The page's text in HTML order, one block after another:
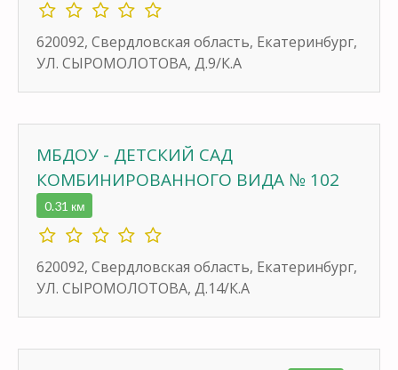
620092, Свердловская область, Екатеринбург,
УЛ. СЫРОМОЛОТОВА, Д.9/К.А
МБДОУ - ДЕТСКИЙ САД
КОМБИНИРОВАННОГО ВИДА № 102
0.31 км
620092, Свердловская область, Екатеринбург,
УЛ. СЫРОМОЛОТОВА, Д.14/К.А